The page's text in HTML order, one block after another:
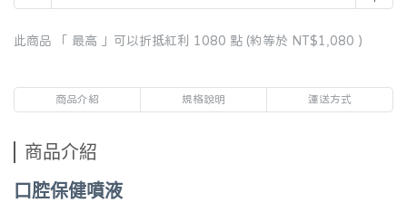
此商品 「 最高 」可以折抵紅利 1080 點 (約等於 NT$1,080 )
商品介紹 規格說明 運送方式
商品介紹
口腔保健噴液